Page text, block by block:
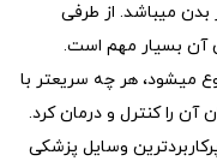
میباشد. از طرفی
آن بسیار مهم است.
میشود، هر چه سریعتر با
را کنترل و درمان کرد.
وسایل پزشکی